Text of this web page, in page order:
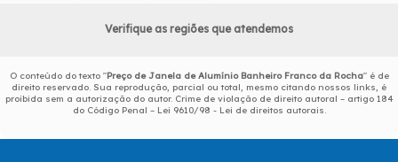
Verifique as regiões que atendemos
O conteúdo do texto "Preço de Janela de Alumínio Banheiro Franco da Rocha" é de
direito reservado. Sua reprodução, parcial ou total, mesmo citando nossos links, é
proibida sem a autorização do autor. Crime de violação de direito autoral – artigo 184
do Código Penal – Lei 9610/98 - Lei de direitos autorais.